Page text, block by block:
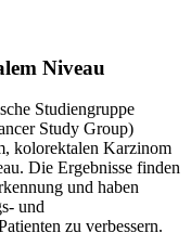
Niveau
Studiengruppe
Study Group)
kolorektalen Karzinom
Die Ergebnisse finden
und haben
und
zu verbessern.